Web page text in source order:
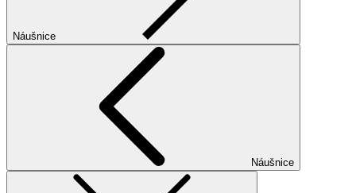
Náušnice
Náušnice